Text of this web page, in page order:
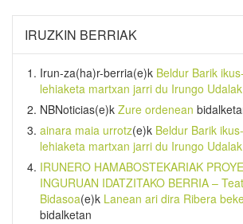
IRUZKIN BERRIAK
Irun-za(ha)r-berria(e)k Beldur Barik
lehiaketa martxan jarri du Irungo Udalak
NBNoticias(e)k Zure ordenean
ainara maia urrotz(e)k Beldur Barik
lehiaketa martxan jarri du Irungo Udalak
IRUNERO HAMABOSTEKARIAK
INGURUAN IDATZITAKO BERRIA –
Bidasoa(e)k Lanean ari dira Ribera
bidalketan